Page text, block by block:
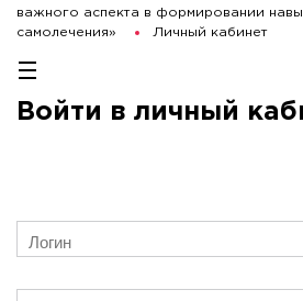
важного аспекта в формировании
самолечения»
Личный кабинет
Войти в личный